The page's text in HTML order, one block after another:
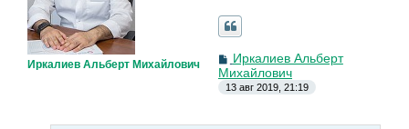
Иркалиев Альберт Михайлович
С
о
о
б
Иркалиев Альберт
Михайлович
13 авг 2019, 21:19